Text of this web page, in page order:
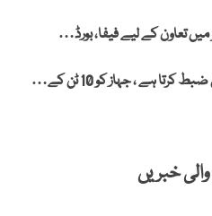
تعاون کے لیے فیفا، بورڈ…
ہے ، جہاز کو 10 ٹن کے…
خبریں